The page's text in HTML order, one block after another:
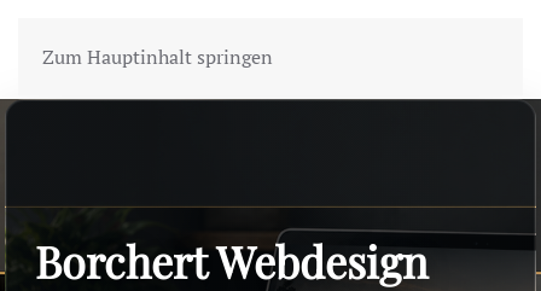
Zum Hauptinhalt springen
Borchert Webdesign